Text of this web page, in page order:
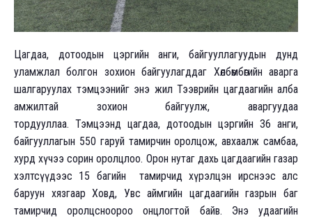
Цагдаа, дотоодын цэргийн анги, байгууллагуудын дунд
уламжлал болгон зохион байгуулагддаг Хөлбөмбөгийн аварга
шалгаруулах тэмцээнийг энэ жил Тээврийн цагдаагийн алба
амжилтай зохион байгуулж, аваргуудаа
тордууллаа. Тэмцээнд цагдаа, дотоодын цэргийн 36 анги,
байгууллагын 550 гаруй тамирчин оролцож, авхаалж самбаа,
хурд хүчээ сорин оролцлоо. Орон нутаг дахь цагдаагийн газар
хэлтсүүдээс 15 багийн тамирчид хүрэлцэн ирснээс алс
баруун хязгаар Ховд, Увс аймгийн цагдаагийн газрын баг
тамирчид оролцсноороо онцлогтой байв. Энэ удаагийн